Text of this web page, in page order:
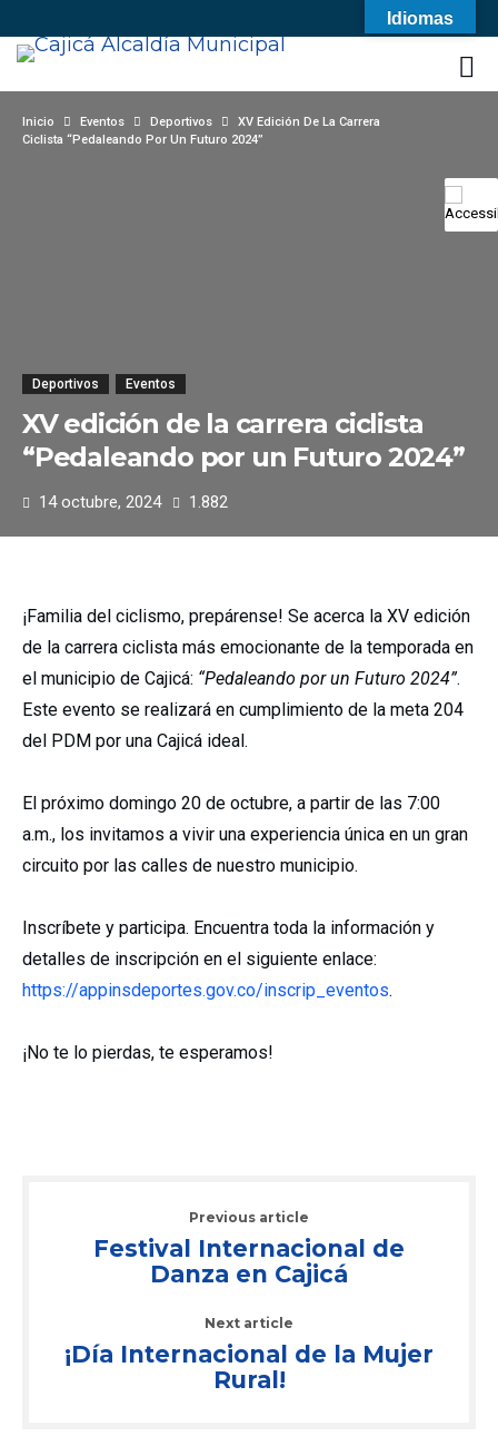
Inicio Eventos Deportivos
XV Edición De La Carrera
Ciclista “Pedaleando Por Un Futuro 2024”
Deportivos Eventos
XV edición de la carrera ciclista
“Pedaleando por un Futuro 2024”
14 octubre, 2024 1.882
¡Familia del ciclismo, prepárense! Se acerca la XV edición
de la carrera ciclista más emocionante de la temporada en
el municipio de Cajicá: “Pedaleando por un Futuro 2024”.
Este evento se realizará en cumplimiento de la meta 204
del PDM por una Cajicá ideal.
El próximo domingo 20 de octubre, a partir de las 7:00
a.m., los invitamos a vivir una experiencia única en un gran
circuito por las calles de nuestro municipio.
Inscríbete y participa. Encuentra toda la información y
detalles de inscripción en el siguiente enlace:
https://appinsdeportes.gov.co/inscrip_eventos.
¡No te lo pierdas, te esperamos!
Previous article
Festival Internacional de
Danza en Cajicá
Next article
¡Día Internacional de la Mujer
Rural!
Idiomas